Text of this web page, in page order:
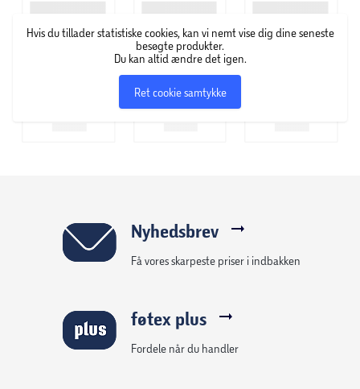
Hvis du tillader statistiske cookies, kan vi nemt vise dig dine seneste
besøgte produkter.
Du kan altid ændre det igen.
Ret cookie samtykke
Nyhedsbrev
Få vores skarpeste priser i indbakken
føtex plus
Fordele når du handler